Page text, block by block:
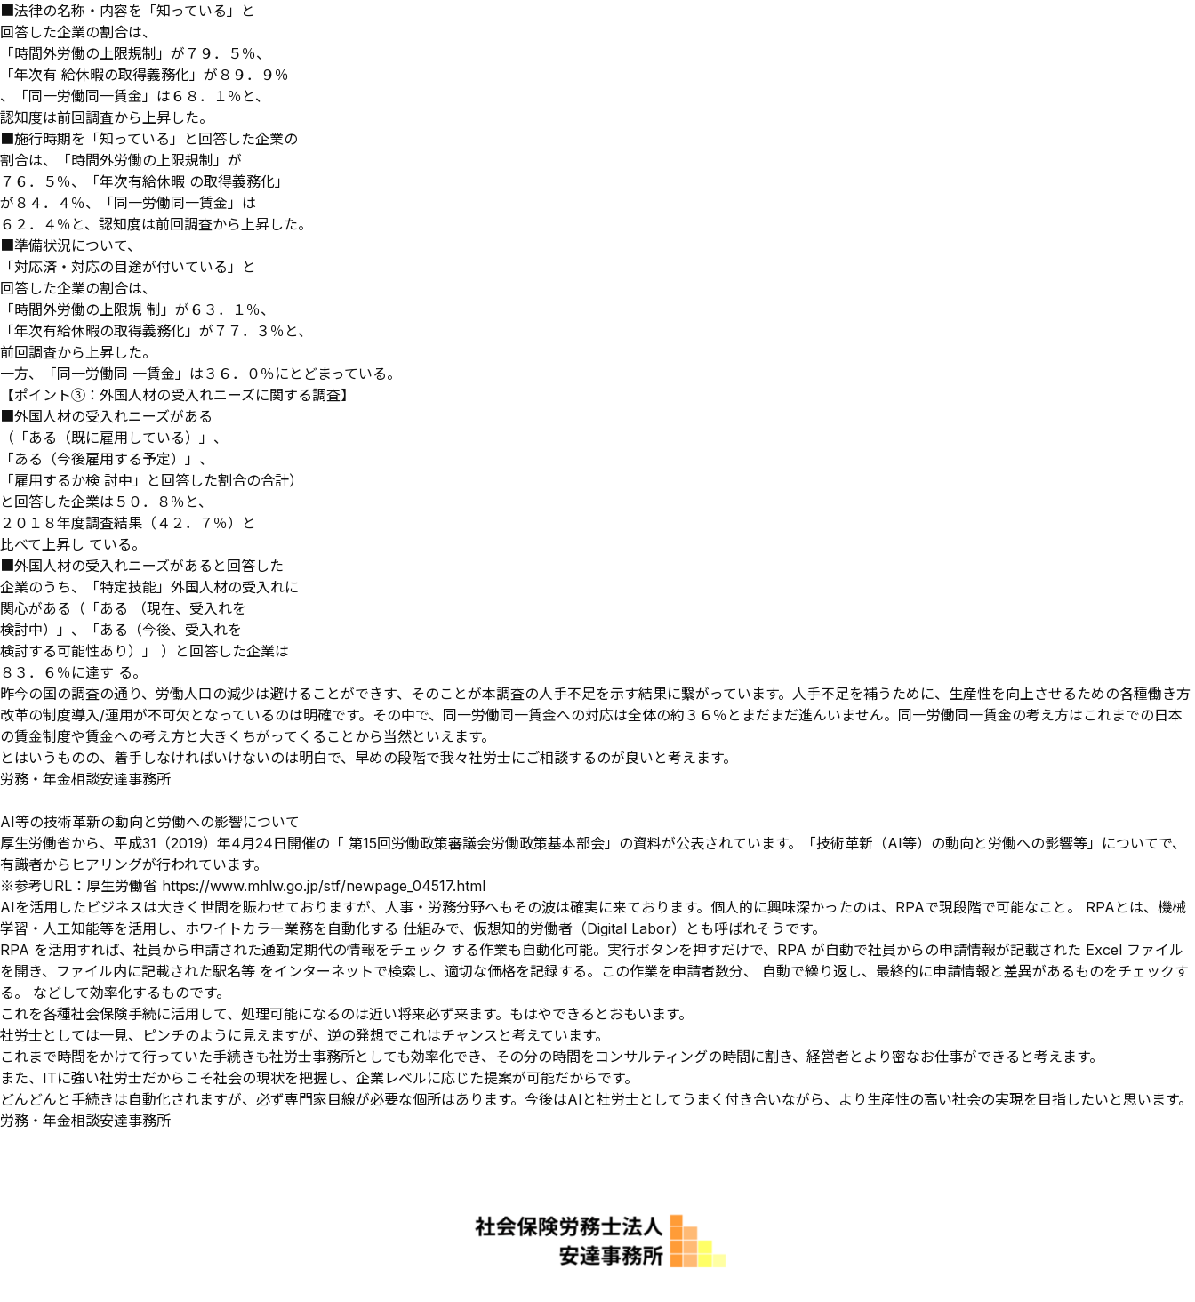
■法律の名称・内容を「知っている」と
回答した企業の割合は、
「時間外労働の上限規制」が７９．５％、
「年次有 給休暇の取得義務化」が８９．９％
、「同一労働同一賃金」は６８．１％と、
認知度は前回調査から上昇した。
■施行時期を「知っている」と回答した企業の
割合は、「時間外労働の上限規制」が
７６．５％、「年次有給休暇 の取得義務化」
が８４．４％、「同一労働同一賃金」は
６２．４％と、認知度は前回調査から上昇した。
■準備状況について、
「対応済・対応の目途が付いている」と
回答した企業の割合は、
「時間外労働の上限規 制」が６３．１％、
「年次有給休暇の取得義務化」が７７．３％と、
前回調査から上昇した。
一方、「同一労働同 一賃金」は３６．０％にとどまっている。
【ポイント③：外国人材の受入れニーズに関する調査】
■外国人材の受入れニーズがある
（「ある（既に雇用している）」、
「ある（今後雇用する予定）」、
「雇用するか検 討中」と回答した割合の合計）
と回答した企業は５０．８％と、
２０１８年度調査結果（４２．７％）と
比べて上昇し ている。
■外国人材の受入れニーズがあると回答した
企業のうち、「特定技能」外国人材の受入れに
関心がある（「ある （現在、受入れを
検討中）」、「ある（今後、受入れを
検討する可能性あり）」 ）と回答した企業は
８３．６％に達す る。
昨今の国の調査の通り、労働人口の減少は避けることができす、そのことが本調査の人手不足を示す結果に繋がっています。人手不足を補うために、生産性を向上させるための各種働き方
改革の制度導入/運用が不可欠となっているのは明確です。その中で、同一労働同一賃金への対応は全体の約３６％とまだまだ進んいません。同一労働同一賃金の考え方はこれまでの日本
の賃金制度や賃金への考え方と大きくちがってくることから当然といえます。
とはいうものの、着手しなければいけないのは明白で、早めの段階で我々社労士にご相談するのが良いと考えます。
労務・年金相談安達事務所
AI等の技術革新の動向と労働への影響について
厚生労働省から、平成31（2019）年4月24日開催の「 第15回労働政策審議会労働政策基本部会」の資料が公表されています。「技術革新（AI等）の動向と労働への影響等」についてで、
有識者からヒアリングが行われています。
※参考URL：厚生労働省 https://www.mhlw.go.jp/stf/newpage_04517.html
AIを活用したビジネスは大きく世間を賑わせておりますが、人事・労務分野へもその波は確実に来ております。個人的に興味深かったのは、RPAで現段階で可能なこと。 RPAとは、機械
学習・人工知能等を活用し、ホワイトカラー業務を自動化する 仕組みで、仮想知的労働者（Digital Labor）とも呼ばれそうです。
RPA を活用すれば、社員から申請された通勤定期代の情報をチェック する作業も自動化可能。実行ボタンを押すだけで、RPA が自動で社員からの申請情報が記載された Excel ファイル
を開き、ファイル内に記載された駅名等 をインターネットで検索し、適切な価格を記録する。この作業を申請者数分、 自動で繰り返し、最終的に申請情報と差異があるものをチェックす
る。 などして効率化するものです。
これを各種社会保険手続に活用して、処理可能になるのは近い将来必ず来ます。もはやできるとおもいます。
社労士としては一見、ピンチのように見えますが、逆の発想でこれはチャンスと考えています。
これまで時間をかけて行っていた手続きも社労士事務所としても効率化でき、その分の時間をコンサルティングの時間に割き、経営者とより密なお仕事ができると考えます。
また、ITに強い社労士だからこそ社会の現状を把握し、企業レベルに応じた提案が可能だからです。
どんどんと手続きは自動化されますが、必ず専門家目線が必要な個所はあります。今後はAIと社労士としてうまく付き合いながら、より生産性の高い社会の実現を目指したいと思います。
労務・年金相談安達事務所